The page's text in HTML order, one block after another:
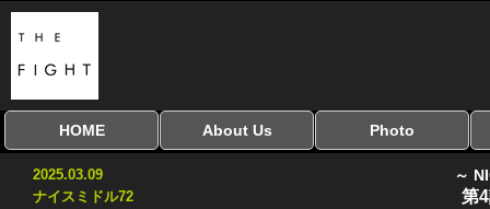
HOME
全興行を表示
ナイスミドル
アマチュアキック
協議会
全日本学生キック
建武館キッズ大会
Bigbang
おやじファイト
About Us Photo
2025.03.09
ナイスミドル72
～
第